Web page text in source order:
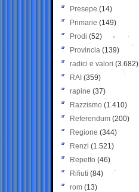
Presepe (14)
Primarie (149)
Prodi (52)
Provincia (139)
radici e valori (3.682)
RAI (359)
rapine (37)
Razzismo (1.410)
Referendum (200)
Regione (344)
Renzi (1.521)
Repetto (46)
Rifiuti (84)
rom (13)